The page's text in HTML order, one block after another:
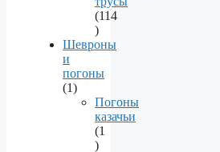
114
114
products
Шевроны
и
погоны
11
productПогоны
казачьи
1
1